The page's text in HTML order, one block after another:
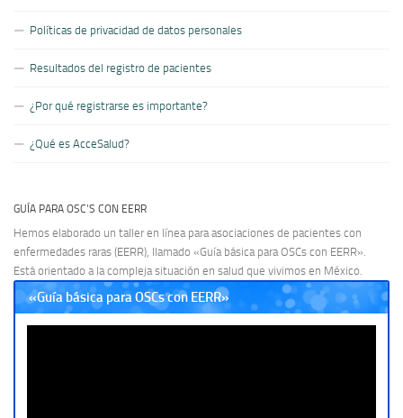
Políticas de privacidad de datos personales
Resultados del registro de pacientes
¿Por qué registrarse es importante?
¿Qué es AcceSalud?
GUÍA PARA OSC’S CON EERR
Hemos elaborado un taller en línea para asociaciones de pacientes con
enfermedades raras (EERR), llamado «Guía básica para OSCs con EERR».
Está orientado a la compleja situación en salud que vivimos en México.
«Guía básica para OSCs con EERR»